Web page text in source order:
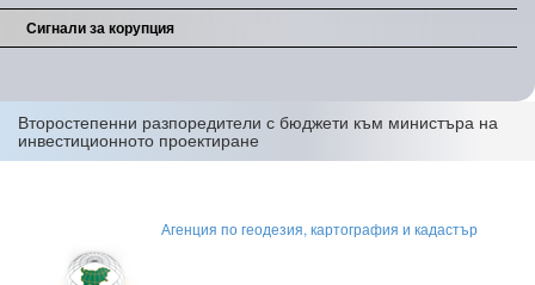
Сигнали за корупция
Второстепенни разпоредители с бюджети към министъра на
инвестиционното проектиране
Агенция по геодезия, картография и кадастър